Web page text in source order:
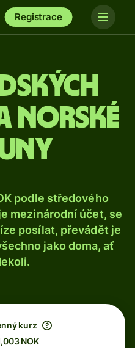
Registrace
norské
podle středového
mezinárodní účet, se
posílat, převádět je
jako doma, ať
kurz
NOK